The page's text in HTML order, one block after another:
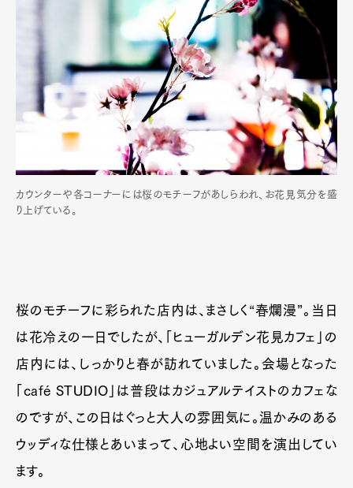
カウンターや各コーナーには桜のモチーフがあしらわれ、お花見気分を盛
り上げている。
桜のモチーフに彩られた店内は、まさしく“春爛漫”。当日
は花冷えの一日でしたが、「ヒューガルデン花見カフェ」の
店内には、しっかりと春が訪れていました。会場となった
「café STUDIO」は普段はカジュアルテイストのカフェな
のですが、この日はぐっと大人の雰囲気に。温かみのある
ウッディな仕様とあいまって、心地よい空間を演出してい
ます。